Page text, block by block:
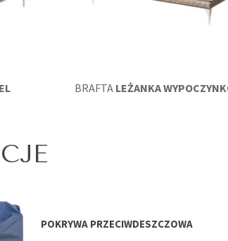
BRAFTA LEŻANKA
POKRYWA PRZECIWDESZCZOWA